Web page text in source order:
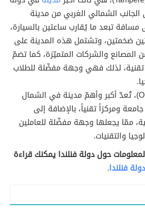
الجانب الشمالي الغربي من مدينة
تبعد ما يُقارب ساعتين بالسيارة،
ضخمتين، وتشتمل هذه المدينة على
المصانع والشركات المتميّزة، كما تضمّ
تقنية، لذلك فهي وجهة مفضّلة للطلاب
(Oulu)، تُعدّ أكبر وأهمّ مدينة في الشمال
ومركزاً تقنياً، بالإضافة إلى
ممّا يجعلها وجهة مفضّلة للعاملين
والتقنيات.
حول دولة فنلندا يمكنك قراءة
فنلندا.